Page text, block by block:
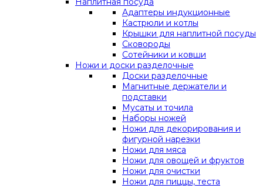
Адаптеры индукционные
Кастрюли и котлы
Крышки для наплитной посуды
Сковороды
Сотейники и ковши
Ножи и доски разделочные
Доски разделочные
Магнитные держатели и
подставки
Мусаты и точила
Наборы ножей
Ножи для декорирования и
фигурной нарезки
Ножи для мяса
Ножи для овощей и фруктов
Ножи для очистки
Ножи для пиццы, теста